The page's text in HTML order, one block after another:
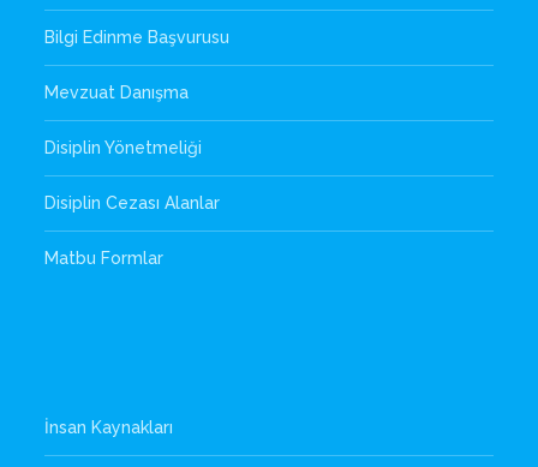
Bilgi Edinme Başvurusu
Mevzuat Danışma
Disiplin Yönetmeliği
Disiplin Cezası Alanlar
Matbu Formlar
İnsan Kaynakları